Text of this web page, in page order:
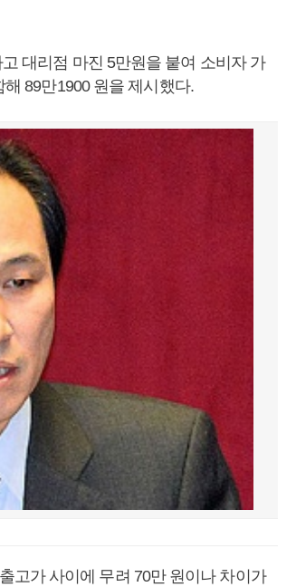
대리점 마진 5만원을 붙여 소비자 가
89만1900 원을 제시했다.
고가 사이에 무려 70만 원이나 차이가